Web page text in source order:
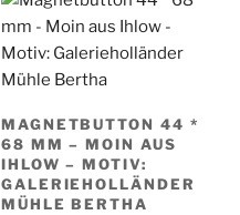
MAGNETBUTTON 44 *
68 MM – MOIN AUS
IHLOW – MOTIV:
GALERIEHOLLÄNDER
MÜHLE BERTHA